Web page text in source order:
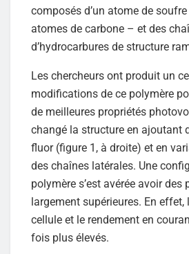
composés d’un atome de
atomes de carbone – et des
d’hydrocarbures de structure
Les chercheurs ont produit un
modifications de ce polymère
de meilleures propriétés
changé la structure en ajoutant
fluor (figure 1, à droite) et en
des chaînes latérales. Une
polymère s’est avérée avoir des
largement supérieures. En effet,
cellule et le rendement en
fois plus élevés.